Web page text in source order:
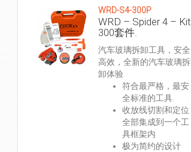
WRD-S4-300P
WRD – Spider 4 – Kit
300套件.
汽车玻璃拆卸工具，安全
高效，全新的汽车玻璃拆
卸体验.
符合最严格，最安
全标准的工具.
收放线切割和定位
全部集成到一个工
具框架内
极为简约的设计